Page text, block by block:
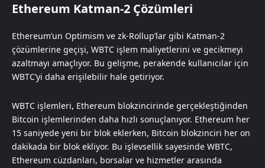
Ethereum Katman-2 Çözümleri
Ethereum’un Optimism ve zk-Rollup’lar gibi Katman-2
çözümlerine geçişi, WBTC işlem maliyetlerini ve gecikmeyi
azaltmayı amaçlıyor. Bu gelişme, perakende kullanıcılar için
WBTC’yi daha erişilebilir hale getiriyor.
WBTC işlemleri, Ethereum blokzincirinde gerçekleştiğinden
Bitcoin işlemlerinden daha hızlı sonuçlanıyor. Ethereum her
15 saniyede yeni bir blok eklerken, Bitcoin blokzinciri her on
dakikada bir blok ekliyor. Bu işlevsellik sayesinde WBTC,
Ethereum cüzdanları, borsalar ve hizmetler arasında